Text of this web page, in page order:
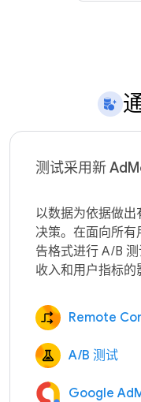
测试采用新
以数据为依据做
决策。在面向所有
告格式进行 A/B
Remote
A/B 测试
Google